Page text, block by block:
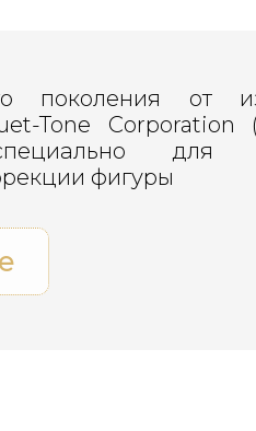
поколения от
Tone Corporation
для
фигуры